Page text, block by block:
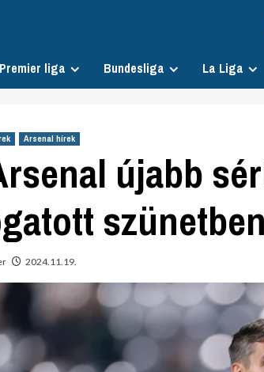
Premier liga Bundesliga La Liga
Arsenal hírek
újabb
szünetben
2024.11.19.